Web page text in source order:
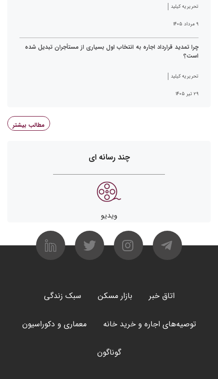
تحریریه کیلید
۹ مرداد ۱۴۰۵
چرا تمدید قرارداد اجاره به انتخاب اول بسیاری از مستأجران تبدیل شده
است؟
تحریریه کیلید
۲۹ تیر ۱۴۰۵
مطالب بیشتر
چند رسانه ای
ویدیو
اتاق خبر بازار مسکن سبک زندگی
توصیه‌های اجاره و خرید خانه معماری و دکوراسیون
گوناگون